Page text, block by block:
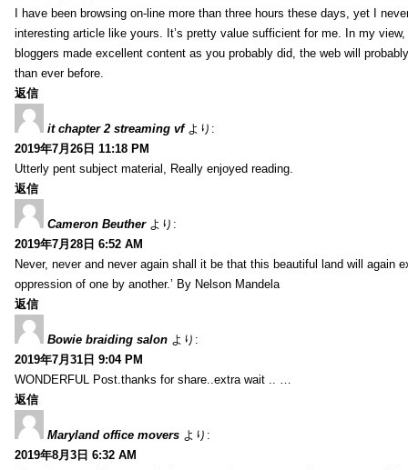
I have been browsing on-line more than three hours these days, yet I
interesting article like yours. It’s pretty value sufficient for me. In my
bloggers made excellent content as you probably did, the web will
than ever before.
返信
it chapter 2 streaming vf より:
2019年7月26日 11:18 PM
Utterly pent subject material, Really enjoyed reading.
返信
Cameron Beuther より:
2019年7月28日 6:52 AM
Never, never and never again shall it be that this beautiful land will again
oppression of one by another.’ By Nelson Mandela
返信
Bowie braiding salon より:
2019年7月31日 9:04 PM
WONDERFUL Post.thanks for share..extra wait .. …
返信
Maryland office movers より:
2019年8月3日 6:32 AM